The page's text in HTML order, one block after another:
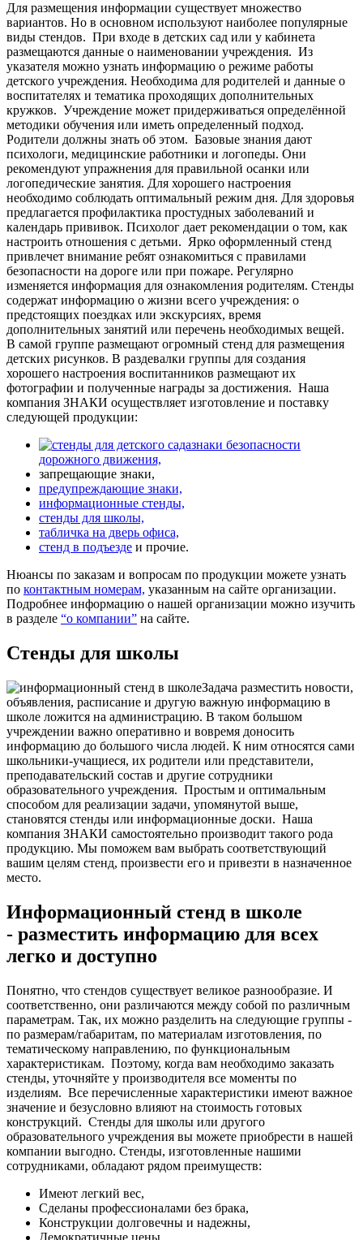
Для размещения информации существует множество
вариантов. Но в основном используют наиболее популярные
виды стендов. При входе в детских сад или у кабинета
размещаются данные о наименовании учреждения. Из
указателя можно узнать информацию о режиме работы
детского учреждения. Необходима для родителей и данные о
воспитателях и тематика проходящих дополнительных
кружков. Учреждение может придерживаться определённой
методики обучения или иметь определенный подход.
Родители должны знать об этом. Базовые знания дают
психологи, медицинские работники и логопеды. Они
рекомендуют упражнения для правильной осанки или
логопедические занятия. Для хорошего настроения
необходимо соблюдать оптимальный режим дня. Для здоровья
предлагается профилактика простудных заболеваний и
календарь прививок. Психолог дает рекомендации о том, как
настроить отношения с детьми. Ярко оформленный стенд
привлечет внимание ребят ознакомиться с правилами
безопасности на дороге или при пожаре. Регулярно
изменяется информация для ознакомления родителям. Стенды
содержат информацию о жизни всего учреждения: о
предстоящих поездках или экскурсиях, время
дополнительных занятий или перечень необходимых вещей.
В самой группе размещают огромный стенд для размещения
детских рисунков. В раздевалки группы для создания
хорошего настроения воспитанников размещают их
фотографии и полученные награды за достижения. Наша
компания ЗНАКИ осуществляет изготовление и поставку
следующей продукции:
знаки безопасности
дорожного движения,
запрещающие знаки,
предупреждающие знаки,
информационные стенды,
стенды для школы,
табличка на дверь офиса,
стенд в подъезде и прочие.
Нюансы по заказам и вопросам по продукции можете узнать
по контактным номерам, указанным на сайте организации.
Подробнее информацию о нашей организации можно изучить
в разделе “о компании” на сайте.
Стенды для школы
Задача разместить новости,
объявления, расписание и другую важную информацию в
школе ложится на администрацию. В таком большом
учреждении важно оперативно и вовремя доносить
информацию до большого числа людей. К ним относятся сами
школьники-учащиеся, их родители или представители,
преподавательский состав и другие сотрудники
образовательного учреждения. Простым и оптимальным
способом для реализации задачи, упомянутой выше,
становятся стенды или информационные доски. Наша
компания ЗНАКИ самостоятельно производит такого рода
продукцию. Мы поможем вам выбрать соответствующий
вашим целям стенд, произвести его и привезти в назначенное
место.
Информационный стенд в школе
- разместить информацию для всех
легко и доступно
Понятно, что стендов существует великое разнообразие. И
соответственно, они различаются между собой по различным
параметрам. Так, их можно разделить на следующие группы -
по размерам/габаритам, по материалам изготовления, по
тематическому направлению, по функциональным
характеристикам. Поэтому, когда вам необходимо заказать
стенды, уточняйте у производителя все моменты по
изделиям. Все перечисленные характеристики имеют важное
значение и безусловно влияют на стоимость готовых
конструкций. Стенды для школы или другого
образовательного учреждения вы можете приобрести в нашей
компании выгодно. Стенды, изготовленные нашими
сотрудниками, обладают рядом преимуществ:
Имеют легкий вес,
Сделаны профессионалами без брака,
Конструкции долговечны и надежны,
Демократичные цены,